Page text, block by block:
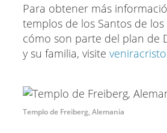
Para obtener más
templos de los Santos de los
cómo son parte del plan de
y su familia, visite
Templo de Freiberg, Alemania